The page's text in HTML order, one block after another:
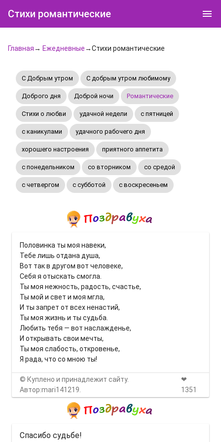
Стихи романтические
Главная→ Ежедневные→Стихи романтические
С Добрым утром C добрым утром любимому
Доброго дня Доброй ночи Романтические
Стихи о любви удачной недели c пятницей
с каникулами удачного рабочего дня
хорошего настроения приятного аппетита
с понедельником со вторником со средой
с четвергом с субботой с воскресеньем
Половинка ты моя навеки,
Тебе лишь отдана душа,
Вот так в другом вот человеке,
Себя я отыскать смогла.
Ты моя нежность, радость, счастье,
Ты мой и свет и моя мгла,
И ты запрет от всех ненастий,
Ты моя жизнь и ты судьба.
Любить тебя — вот наслажденье,
И открывать свои мечты,
Ты моя слабость, откровенье,
Я рада, что со мною ты!
© Куплено и принадлежит сайту.
Автор:mari141219.
❤
1351
Спасибо судьбе!